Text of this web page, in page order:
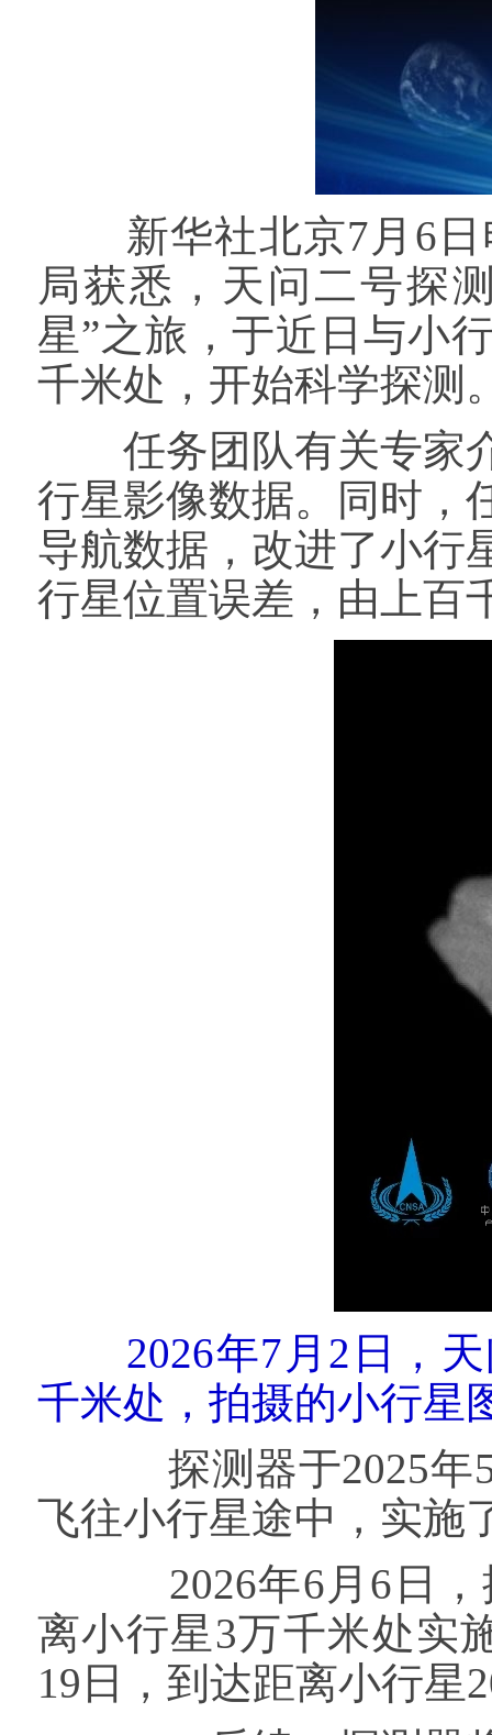
新华社北京7月6日
局获悉，天问二号探
星”之旅，于近日与小
千米处，开始科学探测
任务团队有关专家介
行星影像数据。同时，
导航数据，改进了小行
行星位置误差，由上百
2026年7月2日，
千米处，拍摄的小行星
探测器于2025年5
飞往小行星途中，实施
2026年6月6日，探
离小行星3万千米处实
19日，到达距离小行星